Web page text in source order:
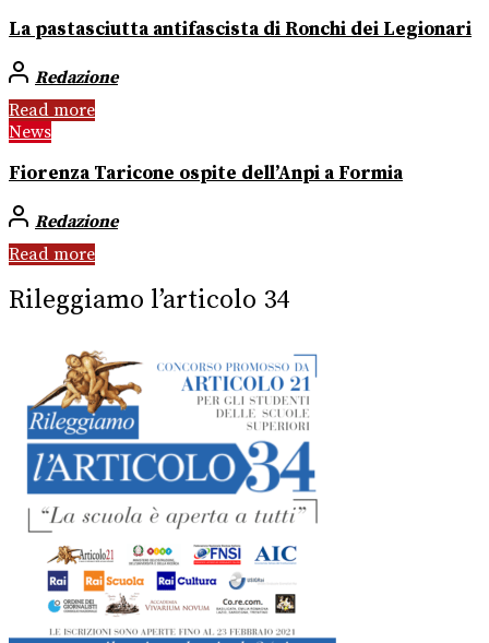
La pastasciutta antifascista di Ronchi dei Legionari
Redazione
Read more
News
Fiorenza Taricone ospite dell’Anpi a Formia
Redazione
Read more
Rileggiamo l’articolo 34